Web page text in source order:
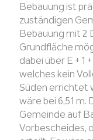
Bebauung ist
zuständigen
Bebauung mit 2
Grundfläche
dabei über E + 1
welches kein
Süden errichtet
wäre bei 6,51 m.
Gemeinde auf
Vorbescheides,